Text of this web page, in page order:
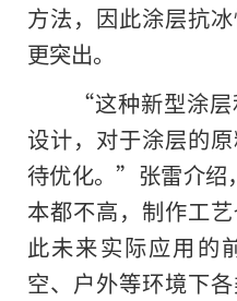
方法，因此涂层抗
更突出。
“这种新型涂
设计，对于涂层的
待优化。”张雷介绍
本都不高，制作工
此未来实际应用的
空、户外等环境下